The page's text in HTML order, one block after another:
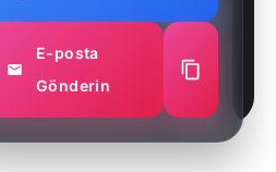
2025. All rights
reserved.
Güvenlik Hizmeti
Pentest
Tarihçemiz
E-posta
Gönderin